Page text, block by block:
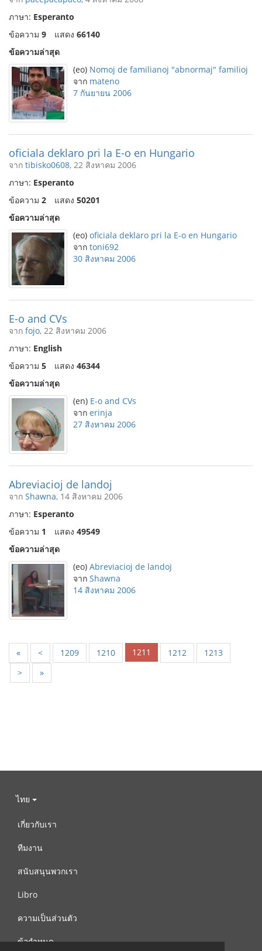
ภาษา: Esperanto
ข้อความ 9 แสดง 66140
ข้อความล่าสุด
(eo) Nomoj de familianoj "abnormaj" familioj
จาก mateno
7 กันยายน 2006
oficiala deklaro pri la E-o en Hungario
จาก tibisko0608, 22 สิงหาคม 2006
ภาษา: Esperanto
ข้อความ 2 แสดง 50201
ข้อความล่าสุด
(eo) oficiala deklaro pri la E-o en Hungario
จาก toni692
30 สิงหาคม 2006
E-o and CVs
จาก fojo, 22 สิงหาคม 2006
ภาษา: English
ข้อความ 5 แสดง 46344
ข้อความล่าสุด
(en) E-o and CVs
จาก erinja
27 สิงหาคม 2006
Abreviacioj de landoj
จาก Shawna, 14 สิงหาคม 2006
ภาษา: Esperanto
ข้อความ 1 แสดง 49549
ข้อความล่าสุด
(eo) Abreviacioj de landoj
จาก Shawna
14 สิงหาคม 2006
« < 1209 1210 1211 1212
1213
>
»
ไทย
เกี่ยวกับเรา
ทีมงาน
สนับสนุนพวกเรา
Libro
ความเป็นส่วนตัว
ข้อกำหนด